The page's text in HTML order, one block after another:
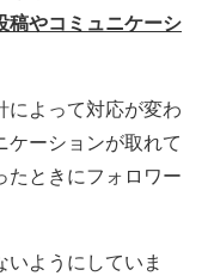
稿やコミュニケーシ
によって対応が変わ
ケーションが取れて
たときにフォロワー
いようにしていま